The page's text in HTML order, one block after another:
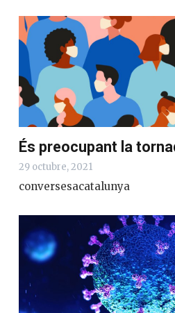
És preocupant la
29 octubre, 2021
conversesacatalunya